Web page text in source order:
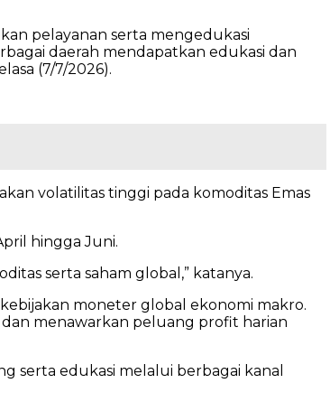
pelayanan serta mengedukasi
daerah mendapatkan edukasi dan
(7/7/2026).
volatilitas tinggi pada komoditas Emas
hingga Juni.
serta saham global,” katanya.
moneter global ekonomi makro.
dan menawarkan peluang profit harian
serta edukasi melalui berbagai kanal